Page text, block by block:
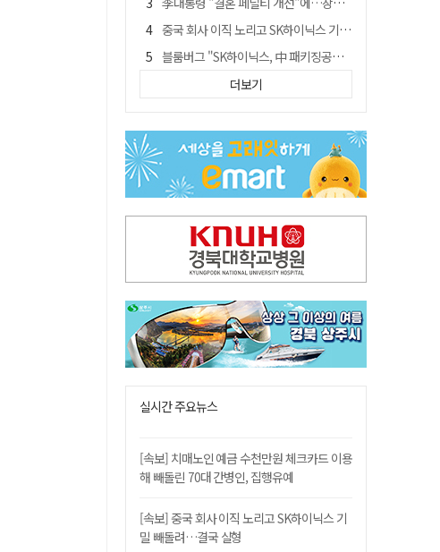
중국 회사 이직 노리고 SK하이닉스 기밀 빼돌려…결국 실형
블룸버그 "SK하이닉스, 中 패키징공장 지분매각 등 검토"
트럼프 만난 손현보 목사…"현재 자유대한민국 여러 면에서 어려움"
경북 칠곡시니어클럽 커피앤솝 사업단…자개소품 만들기 문화체험 운영
"아버지 외출한 사이"…흉기로 40대母 살해한 고교 자퇴생, 구속 기로에
서울 면목동서 60대 남성 2명 흉기에 숨져…지인 관계로 추정
더보기
실시간 주요뉴스
[속보] 치매노인 예금 수천만원 체크카드 이용
해 빼돌린 70대 간병인, 집행유예
[속보] 중국 회사 이직 노리고 SK하이닉스 기
밀 빼돌려…결국 실형